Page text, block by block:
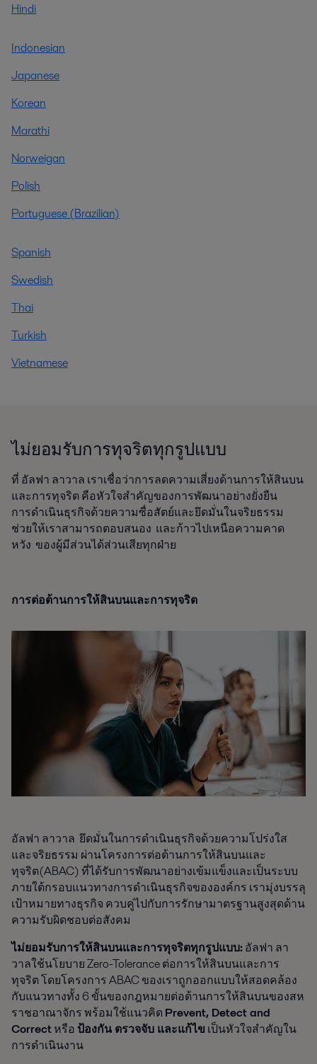
Hindi
Indonesian
Japanese
Korean
Marathi
Norweigan
Polish
Portuguese (Brazilian)
Spanish
Swedish
Thai
Turkish
Vietnamese
ไม่ยอมรับการทุจริตทุกรูปแบบ
ที่ อัลฟา ลาวาล เราเชื่อว่าการลดความเสี่ยงด้านการให้สินบน
และการทุจริต คือหัวใจสำคัญของการพัฒนาอย่างยั่งยืน
การดำเนินธุรกิจด้วยความซื่อสัตย์และยึดมั่นในจริยธรรม
ช่วยให้เราสามารถตอบสนอง และก้าวไปเหนือความคาด
หวัง ของผู้มีส่วนได้ส่วนเสียทุกฝ่าย
การต่อต้านการให้สินบนและการทุจริต
อัลฟา ลาวาล ยึดมั่นในการดำเนินธุรกิจด้วยความโปร่งใส
และจริยธรรม ผ่านโครงการต่อต้านการให้สินบนและ
ทุจริต(ABAC) ที่ได้รับการพัฒนาอย่างเข้มแข็งและเป็นระบบ
ภายใต้กรอบแนวทางการดำเนินธุรกิจขององค์กร เรามุ่งบรรลุ
เป้าหมายทางธุรกิจ ควบคู่ไปกับการรักษามาตรฐานสูงสุดด้าน
ความรับผิดชอบต่อสังคม
ไม่ยอมรับการให้สินบนและการทุจริตทุกรูปแบบ:อัลฟา ลา
วาลใช้นโยบาย Zero-Tolerance ต่อการให้สินบนและการ
ทุจริต โดยโครงการ ABAC ของเราถูกออกแบบให้สอดคล้อง
กับแนวทางทั้ง 6 ขั้นของกฎหมายต่อต้านการให้สินบนของสห
ราชอาณาจักร พร้อมใช้แนวคิด Prevent, Detect and
Correctหรือ ป้องกัน ตรวจจับ และแก้ไข เป็นหัวใจสำคัญใน
การดำเนินงาน